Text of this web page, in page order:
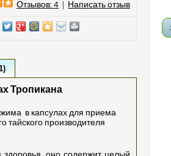
Отзывов: 4 Написать отзыв
Тропикана
в капсулах для приема
тайского производителя